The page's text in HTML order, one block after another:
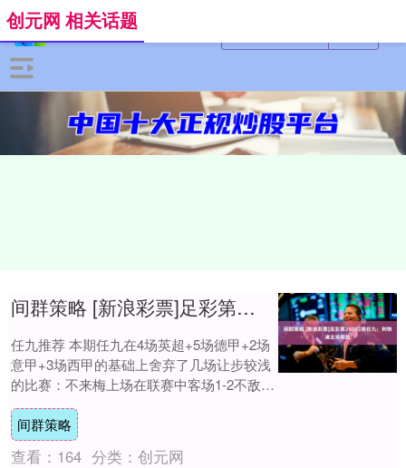
创元网 相关话题
间群策略 [新浪彩票]足彩第26032期任九：利物浦主场取胜
任九推荐 本期任九在4场英超+5场德甲+2场
意甲+3场西甲的基础上舍弃了几场让步较浅
的比赛：不来梅上场在联赛中客场1-2不敌圣
保利，再度遭遇3连败，发挥走低，此....
间群策略
查看： 164 分类： 创元网